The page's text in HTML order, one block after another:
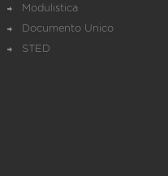
Modulistica
Documento Unico
STED